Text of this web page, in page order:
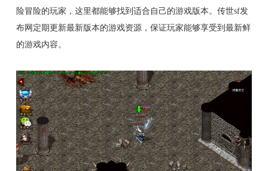
险冒险的玩家，这里都能够找到适合自己的游戏版本。传世sf发
布网定期更新最新版本的游戏资源，保证玩家能够享受到最新鲜
的游戏内容。